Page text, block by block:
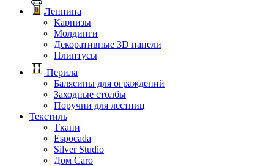
Лепнина
Карнизы
Молдинги
Декоративные 3D панели
Плинтусы
Перила
Балясины для ограждений
Заходные столбы
Поручни для лестниц
Текстиль
Ткани
Espocada
Silver Studio
Дом Caro